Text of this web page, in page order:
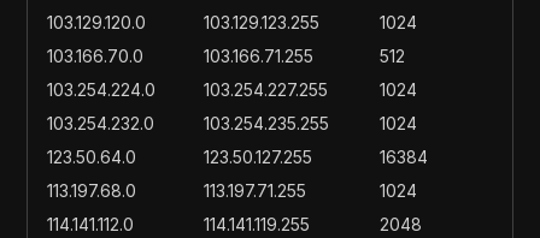
103.129.120.0
103.129.123.255
1024
103.166.70.0
103.166.71.255
512
103.254.224.0
103.254.227.255
1024
103.254.232.0
103.254.235.255
1024
123.50.64.0
123.50.127.255
16384
113.197.68.0
113.197.71.255
1024
114.141.112.0
114.141.119.255
2048